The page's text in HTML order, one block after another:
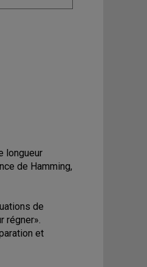
longueur
de Hamming,
de
régner».
et